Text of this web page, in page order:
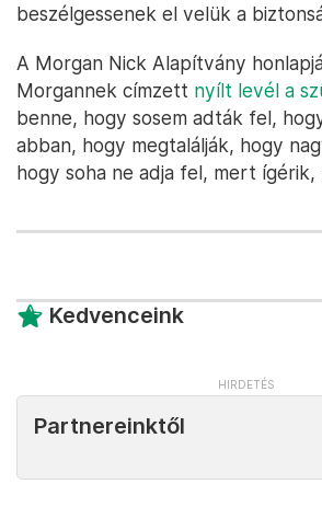
beszélgessenek el velük a
A Morgan Nick Alapítvány
Morgannek címzett nyílt levél a
benne, hogy sosem adták fel,
abban, hogy megtalálják, hogy
hogy soha ne adja fel, mert ígérik,
Kedvenceink
Partnereinktől